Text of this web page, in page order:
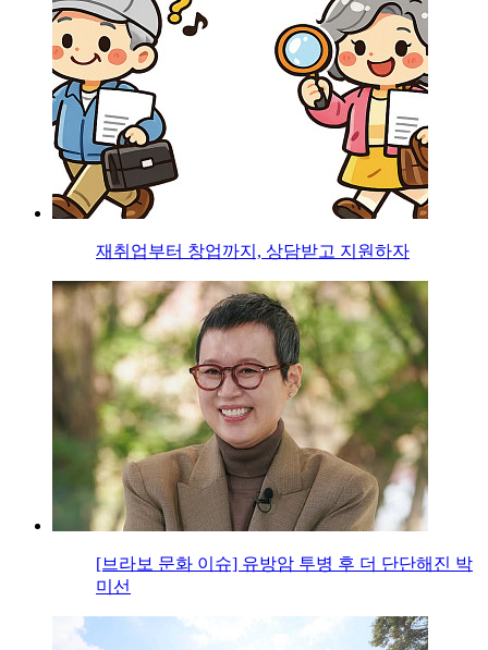
재취업부터 창업까지, 상담받고 지원하자
[브라보 문화 이슈] 유방암 투병 후 더 단단해진 박
미선